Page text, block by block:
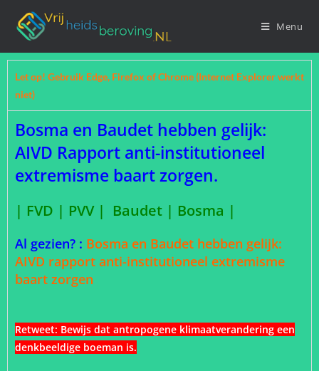
Menu
Let op! Gebruik Edge, Firefox of Chrome (Internet Explorer werkt
niet)
Bosma en Baudet hebben gelijk:
AIVD Rapport anti-institutioneel
extremisme baart zorgen.
| FVD | PVV | Baudet | Bosma |
Al gezien? : Bosma en Baudet hebben gelijk:
AIVD rapport anti-institutioneel extremisme
baart zorgen
Retweet: Bewijs dat antropogene klimaatverandering een
denkbeeldige boeman is.